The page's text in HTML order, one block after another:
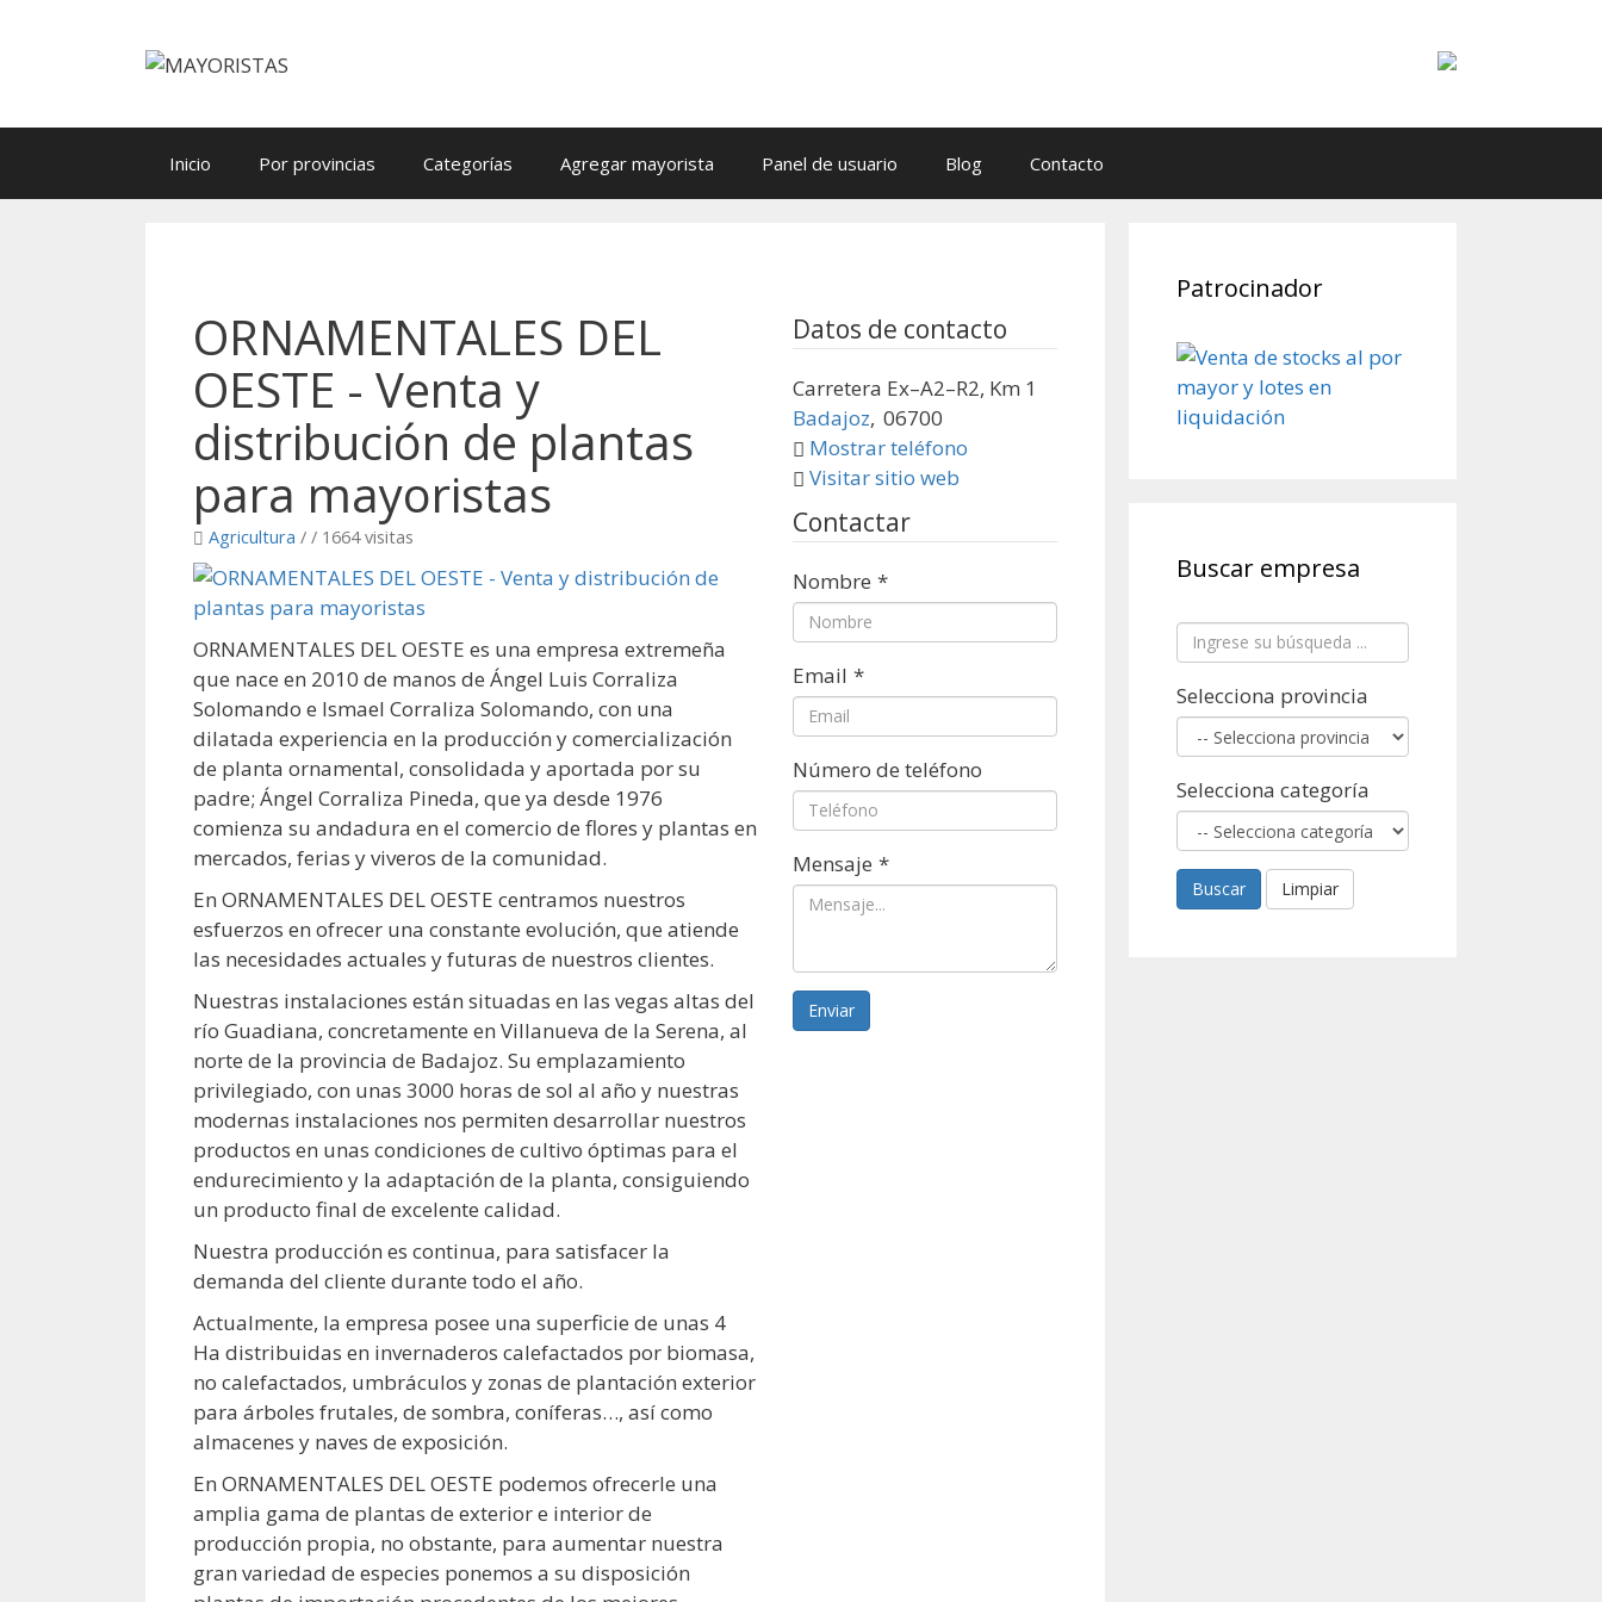
Inicio Por provincias Categorías Agregar mayorista Panel de usuario Blog Contacto
ORNAMENTALES DEL
OESTE - Venta y
distribución de plantas
para mayoristas
Agricultura / / 1664 visitas
ORNAMENTALES DEL OESTE es una empresa extremeña
que nace en 2010 de manos de Ángel Luis Corraliza
Solomando e Ismael Corraliza Solomando, con una
dilatada experiencia en la producción y comercialización
de planta ornamental, consolidada y aportada por su
padre; Ángel Corraliza Pineda, que ya desde 1976
comienza su andadura en el comercio de flores y plantas en
mercados, ferias y viveros de la comunidad.
En ORNAMENTALES DEL OESTE centramos nuestros
esfuerzos en ofrecer una constante evolución, que atiende
las necesidades actuales y futuras de nuestros clientes.
Nuestras instalaciones están situadas en las vegas altas del
río Guadiana, concretamente en Villanueva de la Serena, al
norte de la provincia de Badajoz. Su emplazamiento
privilegiado, con unas 3000 horas de sol al año y nuestras
modernas instalaciones nos permiten desarrollar nuestros
productos en unas condiciones de cultivo óptimas para el
endurecimiento y la adaptación de la planta, consiguiendo
un producto final de excelente calidad.
Nuestra producción es continua, para satisfacer la
demanda del cliente durante todo el año.
Actualmente, la empresa posee una superficie de unas 4
Ha distribuidas en invernaderos calefactados por biomasa,
no calefactados, umbráculos y zonas de plantación exterior
para árboles frutales, de sombra, coníferas…, así como
almacenes y naves de exposición.
En ORNAMENTALES DEL OESTE podemos ofrecerle una
amplia gama de plantas de exterior e interior de
producción propia, no obstante, para aumentar nuestra
gran variedad de especies ponemos a su disposición
Datos de contacto
Carretera Ex–A2–R2, Km 1
Badajoz, 06700
Mostrar teléfono
Visitar sitio web
Contactar
Nombre *
Email *
Número de teléfono
Mensaje *
Enviar
Patrocinador
Buscar empresa
Selecciona provincia
Selecciona categoría
Buscar Limpiar